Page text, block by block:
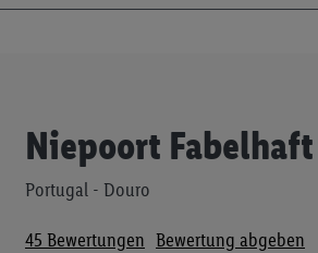
Niepoort Fabelhaft
Portugal - Douro
45 Bewertungen Bewertung abgeben
Anfang
Bildgalerie